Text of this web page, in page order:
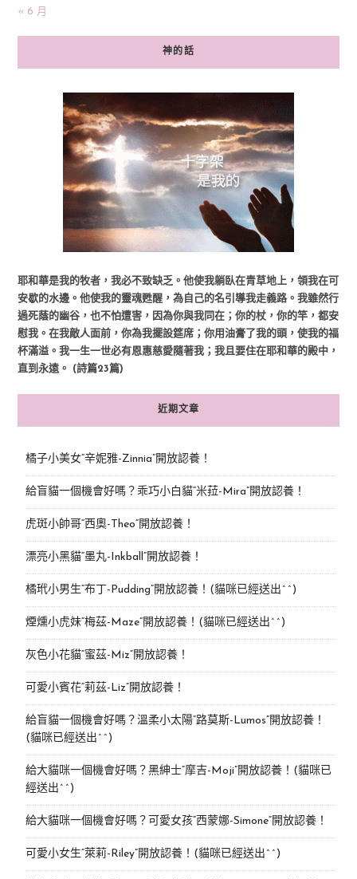
« 6 月
神的話
耶和華是我的牧者，我必不致缺乏。他使我躺臥在青草地上，領我在可
安歇的水邊。他使我的靈魂甦醒，為自己的名引導我走義路。我雖然行
過死蔭的幽谷，也不怕遭害，因為你與我同在；你的杖，你的竿，都安
慰我。在我敵人面前，你為我擺設筵席；你用油膏了我的頭，使我的福
杯滿溢。我一生一世必有恩惠慈愛隨著我；我且要住在耶和華的殿中，
直到永遠。 (詩篇23篇)
近期文章
橘子小美女“辛妮雅-Zinnia”開放認養！
給盲貓一個機會好嗎？乖巧小白貓“米菈-Mira”開放認養！
虎斑小帥哥“西奧-Theo”開放認養！
漂亮小黑貓“墨丸-Inkball”開放認養！
橘玳小男生“布丁-Pudding”開放認養！(貓咪已經送出^^)
煙燻小虎妹“梅茲-Maze”開放認養！(貓咪已經送出^^)
灰色小花貓“蜜茲-Miz”開放認養！
可愛小賓花“莉茲-Liz”開放認養！
給盲貓一個機會好嗎？溫柔小太陽“路莫斯-Lumos”開放認養！
(貓咪已經送出^^)
給大貓咪一個機會好嗎？黑紳士“摩吉-Moji”開放認養！(貓咪已
經送出^^)
給大貓咪一個機會好嗎？可愛女孩“西蒙娜-Simone“開放認養！
可愛小女生“萊莉-Riley”開放認養！(貓咪已經送出^^)